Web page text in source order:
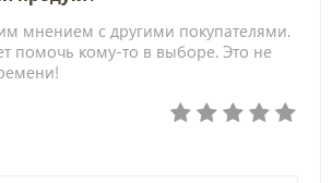
мнением с другими покупателями.
помочь кому-то в выборе. Это не